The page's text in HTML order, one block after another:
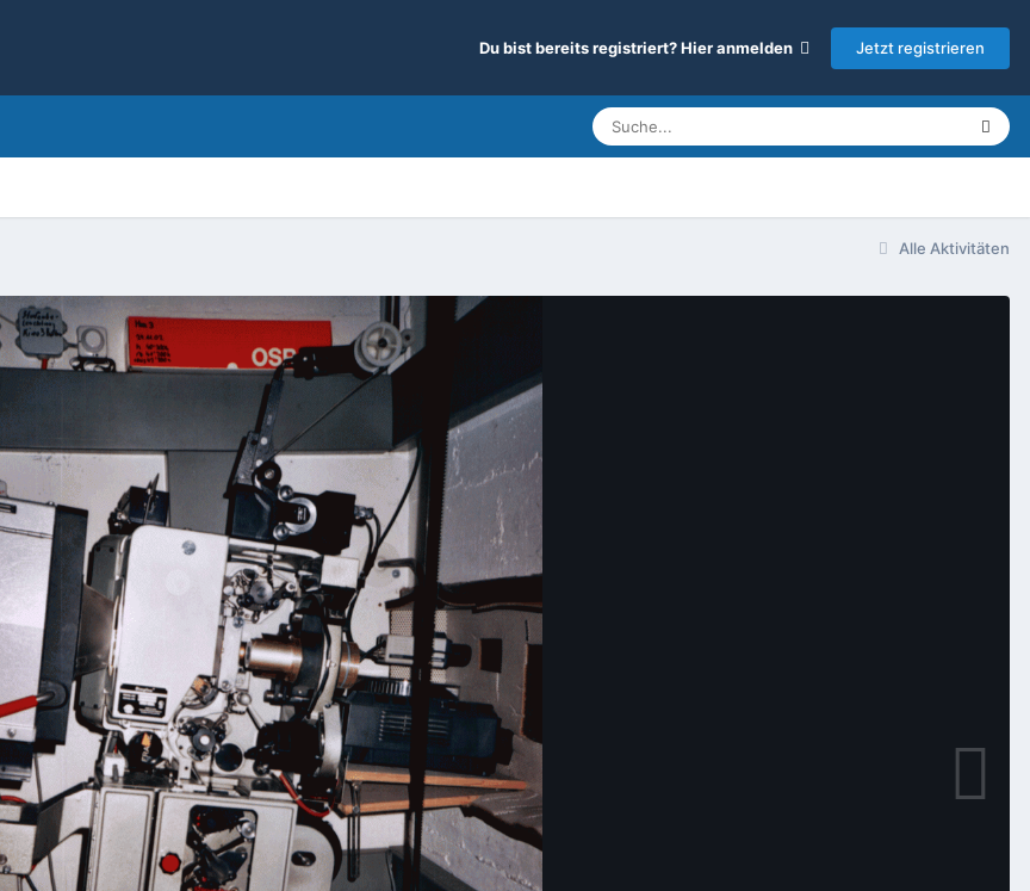
Du bist bereits registriert? Hier anmelden Jetzt registrieren
Alle Aktivitäten